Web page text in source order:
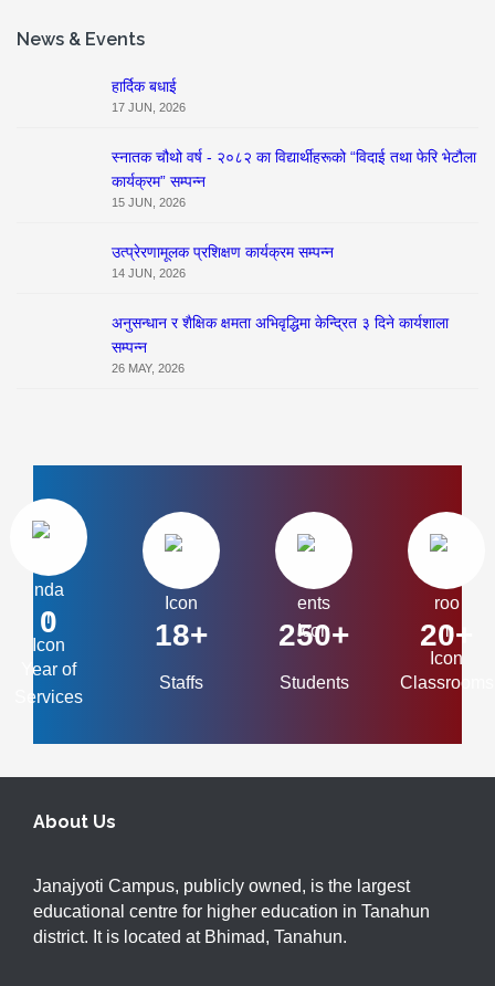
News & Events
हार्दिक बधाई
17 JUN, 2026
स्नातक चौथो वर्ष - २०८२ का विद्यार्थीहरूको “विदाई तथा फेरि भेटौला
कार्यक्रम” सम्पन्न
15 JUN, 2026
उत्प्रेरणामूलक प्रशिक्षण कार्यक्रम सम्पन्न
14 JUN, 2026
अनुसन्धान र शैक्षिक क्षमता अभिवृद्धिमा केन्द्रित ३ दिने कार्यशाला
सम्पन्न
26 MAY, 2026
0
Year of
Services
18+
Staffs
250+
Students
20+
Classrooms
About Us
Janajyoti Campus, publicly owned, is the largest
educational centre for higher education in Tanahun
district. It is located at Bhimad, Tanahun.